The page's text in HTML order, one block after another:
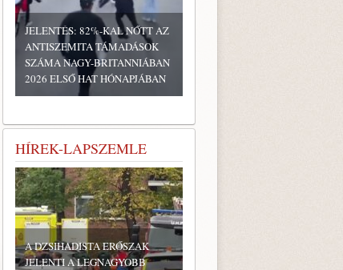
JELENTÉS: 82%-KAL NŐTT AZ
ANTISZEMITA TÁMADÁSOK
SZÁMA NAGY-BRITANNIÁBAN
2026 ELSŐ HAT HÓNAPJÁBAN
HÍREK-LAPSZEMLE
A DZSIHADISTA ERŐSZAK
JELENTI A LEGNAGYOBB